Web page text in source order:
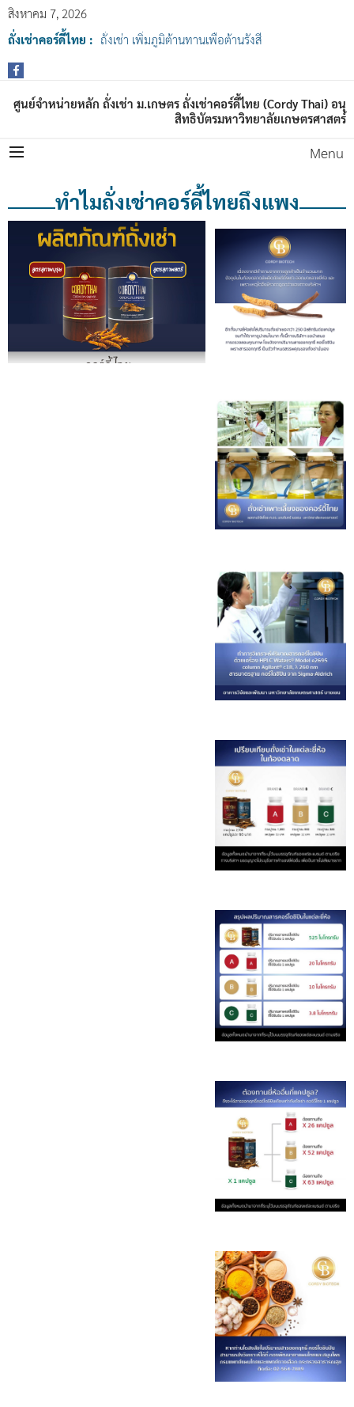
สิงหาคม 7, 2026
ถั่งเช่าคอร์ดี้ไทย : ถั่งเช่า เพิ่มภูมิต้านทานเพื่อต้านรังสี
ศูนย์จำหน่ายหลัก ถั่งเช่า ม.เกษตร ถั่งเช่าคอร์ดี้ไทย (Cordy Thai) อนุ
สิทธิบัตรมหาวิทยาลัยเกษตรศาสตร์
Menu
ทำไมถั่งเช่าคอร์ดี้ไทยถึงแพง